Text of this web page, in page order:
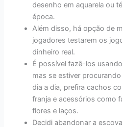
desenho em aquarela ou
época.
Além disso, há opção de
jogadores testarem os
dinheiro real.
É possível fazê-los
mas se estiver
dia a dia, prefira cachos
franja e acessórios como
flores e laços.
Decidi abandonar a